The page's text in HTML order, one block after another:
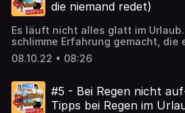
die niemand redet)
Es läuft nicht alles glatt im
schlimme Erfahrung gemacht, die
will. Katja ist dagegen genervt von
Einleitungen ihres Podcastpartners. Hosted on Acast.
08.10.22 • 08:26
#5 - Bei Regen nicht
Tipps bei Regen im